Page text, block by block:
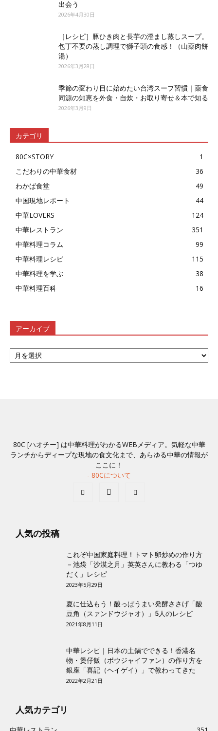
出会う
2026年4月30日
［レシピ］豚ひき肉と長芋の澄まし蒸しスープ。
包丁不要の蒸し調理で獅子頭の食感！（山薬肉餅
湯）
2026年3月28日
季節の変わり目に始めたい台湾スープ習慣｜薬食
同源の知恵を外食・自炊・お取り寄せ＆本で知る
2026年3月9日
カテゴリ
80C×STORY
1
こだわりの中華食材
36
わかば食堂
49
中国現地レポート
44
中華LOVERS
124
中華レストラン
351
中華料理コラム
99
中華料理レシピ
115
中華料理を学ぶ
38
中華料理百科
16
アーカイブ
ア
ー
80C [ハオチー] は中華料理がわかるWEBメディア。気軽な中華
ランチからディープな現地の食文化まで、あらゆる中華の情報が
ここに！
- 80Cについて
人気の投稿
これぞ中国家庭料理！トマト卵炒めの作り方
－池袋「沙漠之月」英英さんに教わる「つゆ
だく」レシピ
2023年5月29日
夏に仕込もう！酸っぱうまい発酵ささげ「酸
豆角（スァンドウジャオ）」5人のレシピ
2021年8月11日
中華レシピ｜日本の土鍋でできる！香港名
物・煲仔飯（ボウジャイファン）の作り方を
銀座「喜記（ヘイゲイ）」で教わってきた
2022年2月21日
人気カテゴリ